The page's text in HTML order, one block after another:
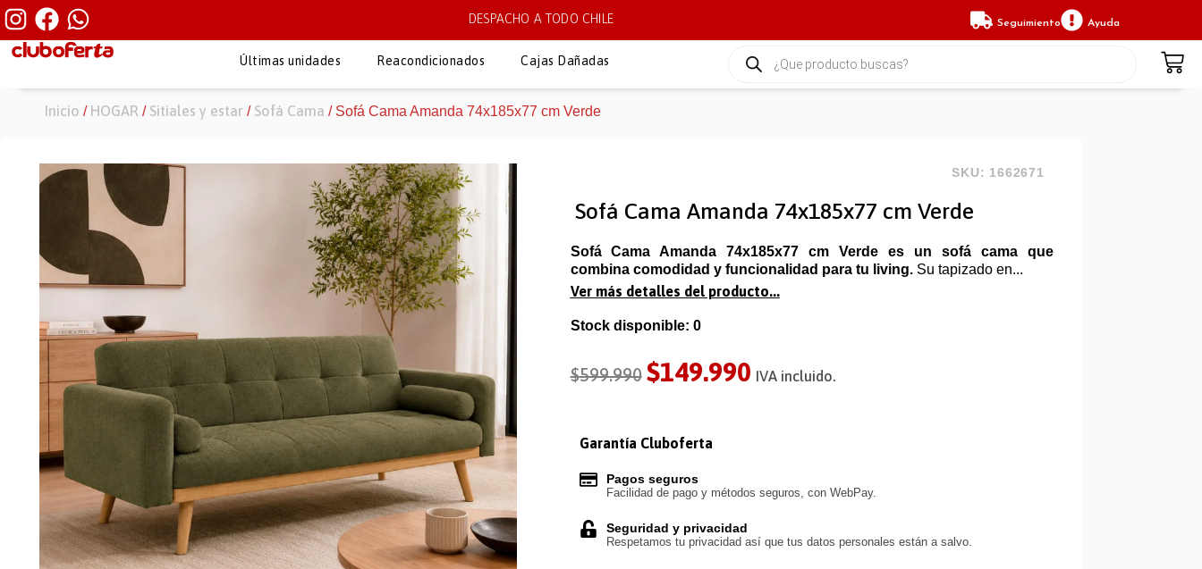
DESPACHO A TODO CHILE Seguimiento Ayuda
Últimas unidades Reacondicionados Cajas Dañadas
Inicio / HOGAR / Sitiales y estar / Sofá Cama / Sofá Cama Amanda 74x185x77 cm Verde
SKU: 1662671
Sofá Cama Amanda 74x185x77 cm Verde
Sofá Cama Amanda 74x185x77 cm Verde es un sofá cama que
combina comodidad y funcionalidad para tu living.Su tapizado en...
Ver más detalles del producto...
Stock disponible: 0
$599.990 $149.990 IVA incluido.
Garantía Cluboferta
Pagos seguros
Facilidad de pago y métodos seguros, con WebPay.
Seguridad y privacidad
Respetamos tu privacidad así que tus datos personales están a salvo.